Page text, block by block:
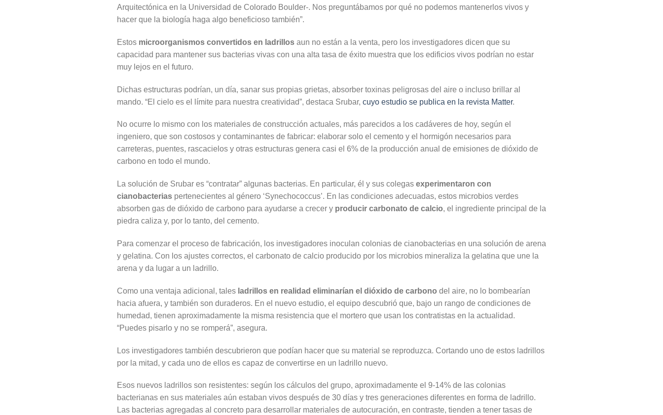
Arquitectónica en la Universidad de Colorado Boulder-. Nos preguntábamos por qué no podemos mantenerlos vivos y
hacer que la biología haga algo beneficioso también”.
Estos microorganismos convertidos en ladrillos aun no están a la venta, pero los investigadores dicen que su
capacidad para mantener sus bacterias vivas con una alta tasa de éxito muestra que los edificios vivos podrían no estar
muy lejos en el futuro.
Dichas estructuras podrían, un día, sanar sus propias grietas, absorber toxinas peligrosas del aire o incluso brillar al
mando. “El cielo es el límite para nuestra creatividad”, destaca Srubar, cuyo estudio se publica en la revista Matter.
No ocurre lo mismo con los materiales de construcción actuales, más parecidos a los cadáveres de hoy, según el
ingeniero, que son costosos y contaminantes de fabricar: elaborar solo el cemento y el hormigón necesarios para
carreteras, puentes, rascacielos y otras estructuras genera casi el 6% de la producción anual de emisiones de dióxido de
carbono en todo el mundo.
La solución de Srubar es “contratar” algunas bacterias. En particular, él y sus colegas experimentaron con
cianobacterias pertenecientes al género ‘Synechococcus’. En las condiciones adecuadas, estos microbios verdes
absorben gas de dióxido de carbono para ayudarse a crecer y producir carbonato de calcio, el ingrediente principal de la
piedra caliza y, por lo tanto, del cemento.
Para comenzar el proceso de fabricación, los investigadores inoculan colonias de cianobacterias en una solución de arena
y gelatina. Con los ajustes correctos, el carbonato de calcio producido por los microbios mineraliza la gelatina que une la
arena y da lugar a un ladrillo.
Como una ventaja adicional, tales ladrillos en realidad eliminarían el dióxido de carbono del aire, no lo bombearían
hacia afuera, y también son duraderos. En el nuevo estudio, el equipo descubrió que, bajo un rango de condiciones de
humedad, tienen aproximadamente la misma resistencia que el mortero que usan los contratistas en la actualidad.
“Puedes pisarlo y no se romperá”, asegura.
Los investigadores también descubrieron que podían hacer que su material se reproduzca. Cortando uno de estos ladrillos
por la mitad, y cada uno de ellos es capaz de convertirse en un ladrillo nuevo.
Esos nuevos ladrillos son resistentes: según los cálculos del grupo, aproximadamente el 9-14% de las colonias
bacterianas en sus materiales aún estaban vivos después de 30 días y tres generaciones diferentes en forma de ladrillo.
Las bacterias agregadas al concreto para desarrollar materiales de autocuración, en contraste, tienden a tener tasas de